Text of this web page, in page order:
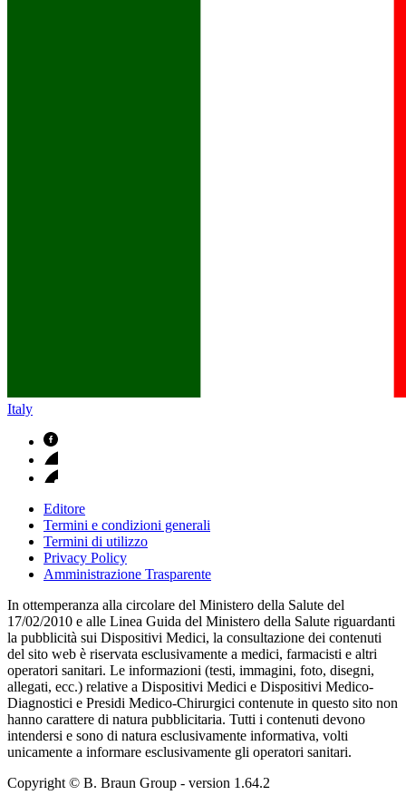
Italy
Editore
Termini e condizioni generali
Termini di utilizzo
Privacy Policy
Amministrazione Trasparente
In ottemperanza alla circolare del Ministero della Salute del
17/02/2010 e alle Linea Guida del Ministero della Salute riguardanti
la pubblicità sui Dispositivi Medici, la consultazione dei contenuti
del sito web è riservata esclusivamente a medici, farmacisti e altri
operatori sanitari. Le informazioni (testi, immagini, foto, disegni,
allegati, ecc.) relative a Dispositivi Medici e Dispositivi Medico-
Diagnostici e Presidi Medico-Chirurgici contenute in questo sito non
hanno carattere di natura pubblicitaria. Tutti i contenuti devono
intendersi e sono di natura esclusivamente informativa, volti
unicamente a informare esclusivamente gli operatori sanitari.
Copyright © B. Braun Group - version 1.64.2